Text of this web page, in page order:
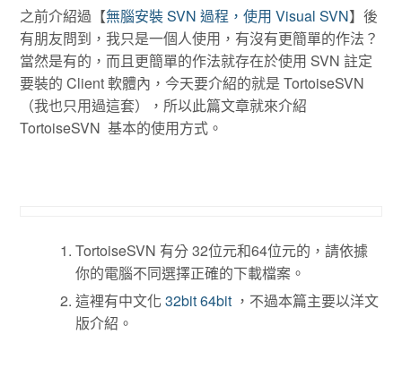
之前介紹過【無腦安裝 SVN 過程，使用 Visual SVN】後
有朋友問到，我只是一個人使用，有沒有更簡單的作法？
當然是有的，而且更簡單的作法就存在於使用 SVN 註定
要裝的 Client 軟體內，今天要介紹的就是 TortoiseSVN
（我也只用過這套），所以此篇文章就來介紹
TortoiseSVN 基本的使用方式。
TortoiseSVN 有分 32位元和64位元的，請依據
你的電腦不同選擇正確的下載檔案。
這裡有中文化32bit64bit ，不過本篇主要以洋文
版介紹。